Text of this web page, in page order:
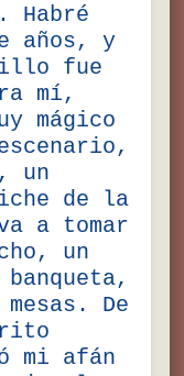
Habré
años, y
fue
mí,
mágico
un
de la
a tomar
un
De
mi afán